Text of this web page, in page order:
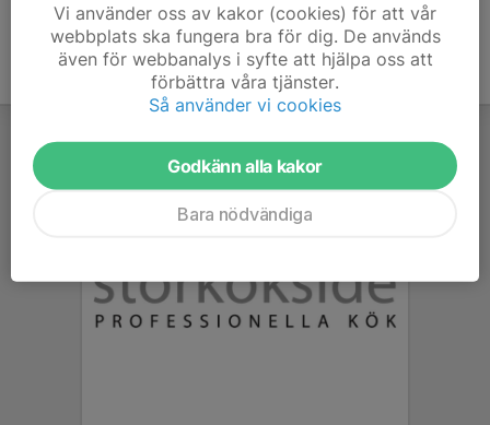
Vi använder oss av kakor (cookies) för att vår
webbplats ska fungera bra för dig. De används
även för webbanalys i syfte att hjälpa oss att
förbättra våra tjänster.
Så använder vi cookies
Godkänn alla kakor
Bara nödvändiga